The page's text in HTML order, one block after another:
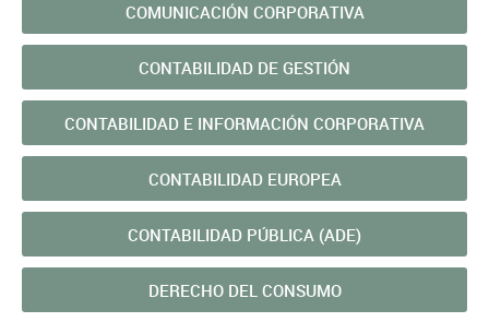
COMUNICACIÓN CORPORATIVA
CONTABILIDAD DE GESTIÓN
CONTABILIDAD E INFORMACIÓN CORPORATIVA
CONTABILIDAD EUROPEA
CONTABILIDAD PÚBLICA (ADE)
DERECHO DEL CONSUMO